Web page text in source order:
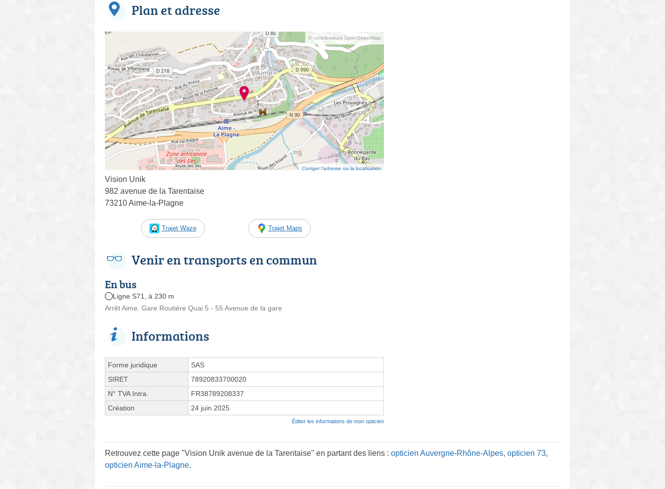
Plan et adresse
© contributeurs OpenStreetMap
Corriger l’adresse ou la localisation
Vision Unik
982 avenue de la Tarentaise
73210 Aime-la-Plagne
Trajet Waze Trajet Maps
Venir en transports en commun
En bus
Ligne S71, à 230 m
Arrêt Aime. Gare Routière Quai 5 - 55 Avenue de la gare
Informations
Forme juridique
SAS
SIRET
78920833700020
N° TVA Intra.
FR38789208337
Création
24 juin 2025
Éditer les informations de mon opticien
Retrouvez cette page "Vision Unik avenue de la Tarentaise" en partant des liens : opticien Auvergne-Rhône-Alpes, opticien 73,
opticien Aime-la-Plagne.